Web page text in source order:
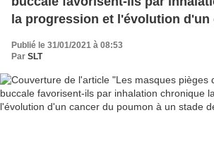
la progression et l'évolution d'un
poumon à un stade déjà avancé ?
Publié le 31/01/2021 à 08:53
Par SLT